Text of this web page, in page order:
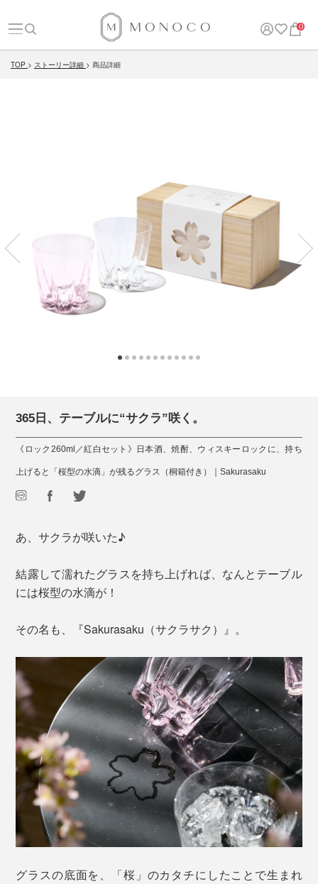
0
TOP ストーリー詳細 商品詳細
365日、テーブルに“サクラ”咲く。
《ロック260ml／紅白セット》日本酒、焼酎、ウィスキーロックに、持ち
上げると「桜型の水滴」が残るグラス（桐箱付き）｜Sakurasaku
あ、サクラが咲いた♪
結露して濡れたグラスを持ち上げれば、なんとテーブル
には桜型の水滴が！
その名も、『Sakurasaku（サクラサク）』。
グラスの底面を、「桜」のカタチにしたことで生まれ